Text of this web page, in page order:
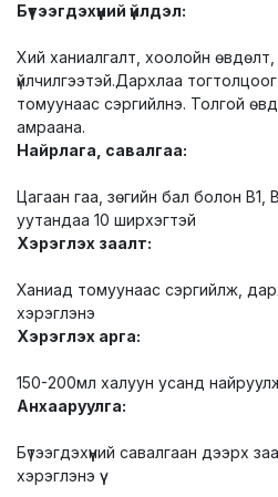
Бүтээгдэхүүний үйлдэл:
Хий ханиалгалт, хоолойн өвдөлт,
үйлчилгээтэй.Дархлаа
томуунаас сэргийлнэ. Толгой
амраана.
Найрлага, савалгаа:
Цагаан гаа, зөгийн бал болон В1,
уутандаа 10 ширхэгтэй
Хэрэглэх заалт:
Ханиад томуунаас сэргийлж,
хэрэглэнэ
Хэрэглэх арга:
150-200мл халуун усанд
Анхааруулга:
Бүтээгдэхүүний савалгаан дээрх
хэрэглэнэ үү